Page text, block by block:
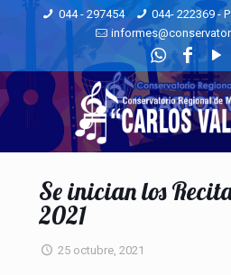
044 - 297454
044- 222369 -
Se inician los
2021
25 octubre, 2021